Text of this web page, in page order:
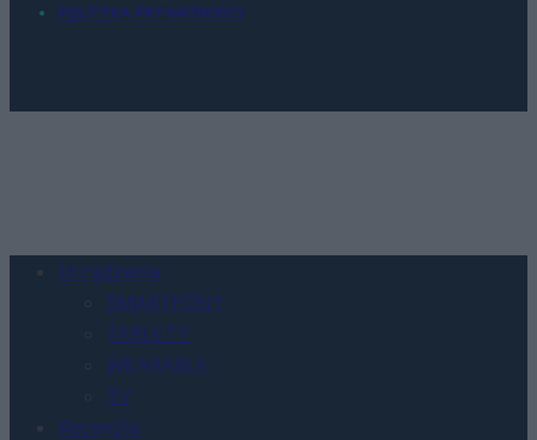
POLITYKA PRYWATNOŚCI
Urządzenia
SMARTFONY
TABLETY
WEARABLE
TV
Recenzje